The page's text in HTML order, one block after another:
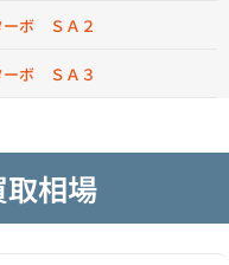
ーボ ＳＡ２
ーボ ＳＡ３
相場